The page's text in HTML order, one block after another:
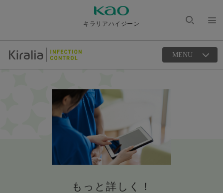
キラリアハイジーン
ュー
を開
を開
く
MENU
もっと詳しく！